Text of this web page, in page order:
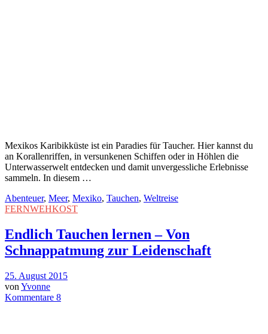
Mexikos Karibikküste ist ein Paradies für Taucher. Hier kannst du
an Korallenriffen, in versunkenen Schiffen oder in Höhlen die
Unterwasserwelt entdecken und damit unvergessliche Erlebnisse
sammeln. In diesem …
Abenteuer, Meer, Mexiko, Tauchen, Weltreise
FERNWEHKOST
Endlich Tauchen lernen – Von
Schnappatmung zur Leidenschaft
25. August 2015
von Yvonne
Kommentare 8